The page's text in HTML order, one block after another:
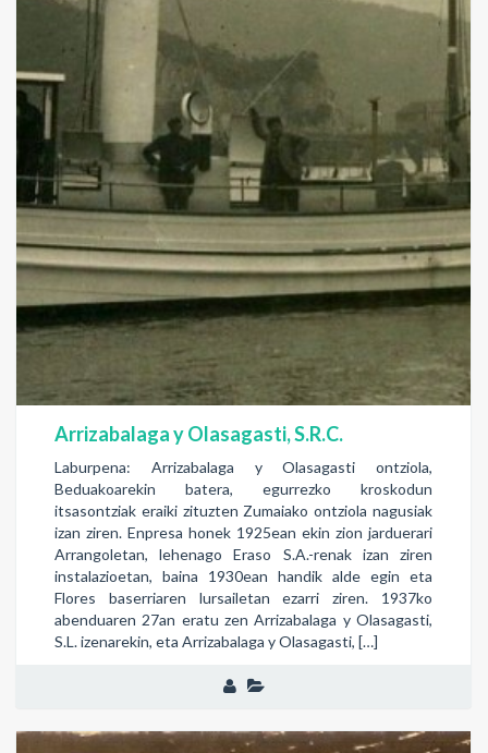
Arrizabalaga y Olasagasti, S.R.C.
Laburpena: Arrizabalaga y Olasagasti ontziola,
Beduakoarekin batera, egurrezko kroskodun
itsasontziak eraiki zituzten Zumaiako ontziola nagusiak
izan ziren. Enpresa honek 1925ean ekin zion jarduerari
Arrangoletan, lehenago Eraso S.A.-renak izan ziren
instalazioetan, baina 1930ean handik alde egin eta
Flores baserriaren lursailetan ezarri ziren. 1937ko
abenduaren 27an eratu zen Arrizabalaga y Olasagasti,
S.L. izenarekin, eta Arrizabalaga y Olasagasti, […]